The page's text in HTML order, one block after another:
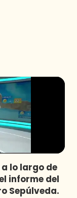
lo largo de
informe del
Sepúlveda.